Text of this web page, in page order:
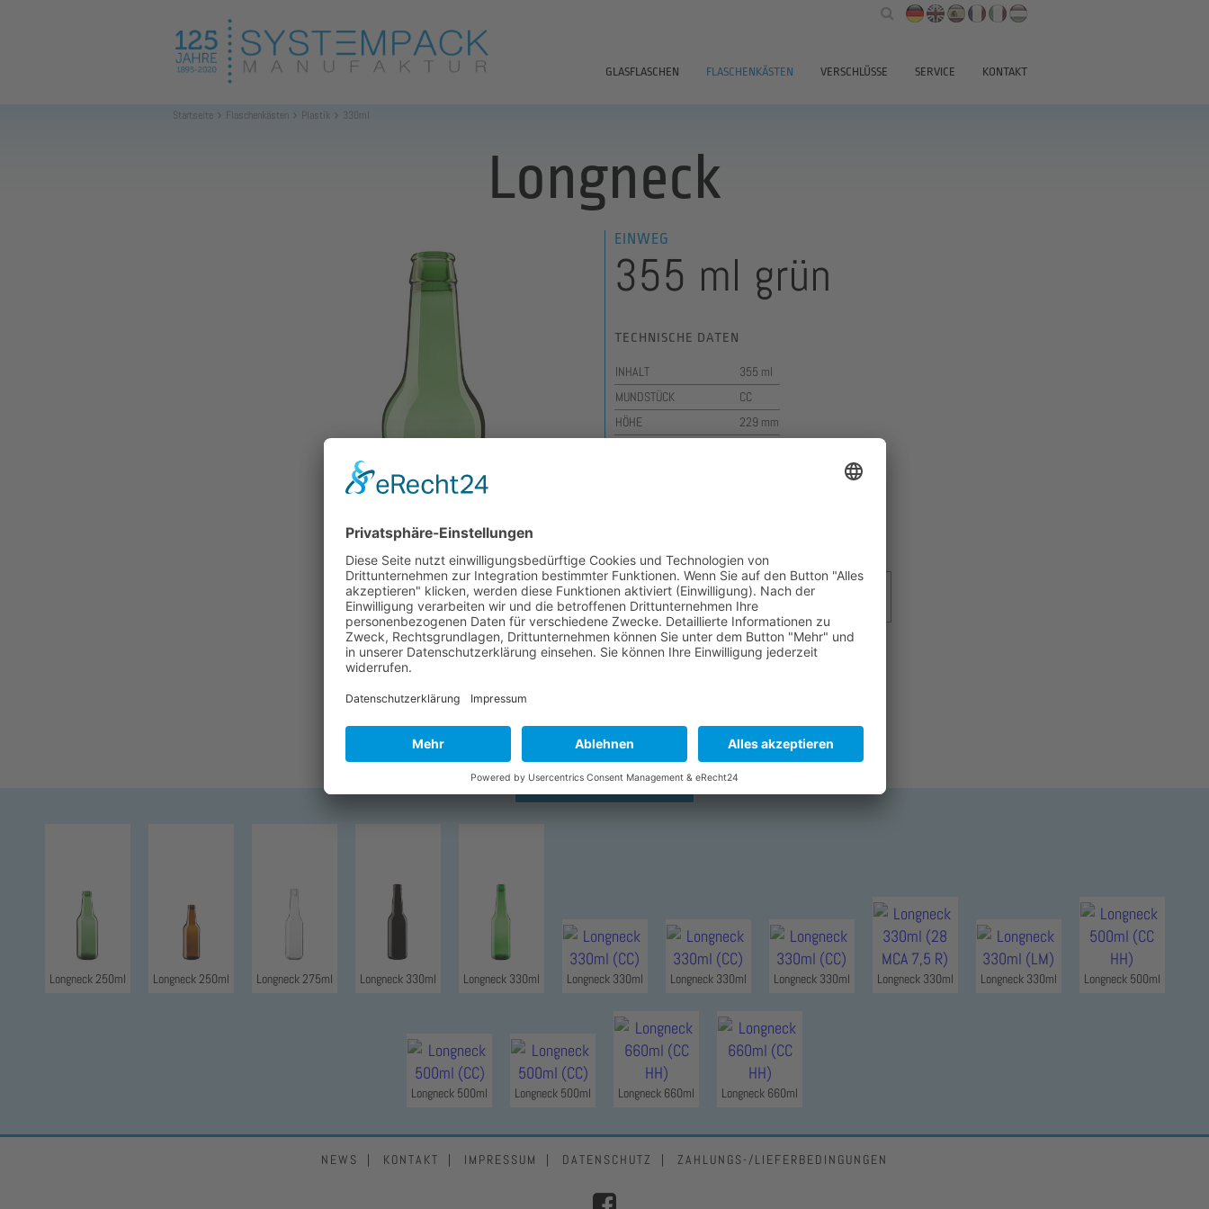
GLASFLASCHEN FLASCHENKÄSTEN VERSCHLÜSSE SERVICE KONTAKT
Startseite Flaschenkästen Plastik 330ml
Longneck
EINWEG
355 ml grün
TECHNISCHE DATEN
INHALT
355 ml
MUNDSTÜCK
CC
HÖHE
229 mm
Kasten wählen Bedruckung
zurück zur Übersicht
Longneck 250ml Longneck 250ml Longneck 275ml Longneck 330ml Longneck 330ml Longneck 330ml Longneck 330ml Longneck 330ml Longneck 330ml Longneck 330ml Longneck 500ml
Longneck 500ml Longneck 500ml Longneck 660ml Longneck 660ml
NEWS KONTAKT IMPRESSUM DATENSCHUTZ ZAHLUNGS-/LIEFERBEDINGUNGEN